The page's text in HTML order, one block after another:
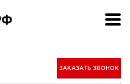
ЗАКАЗАТЬ ЗВОНОК